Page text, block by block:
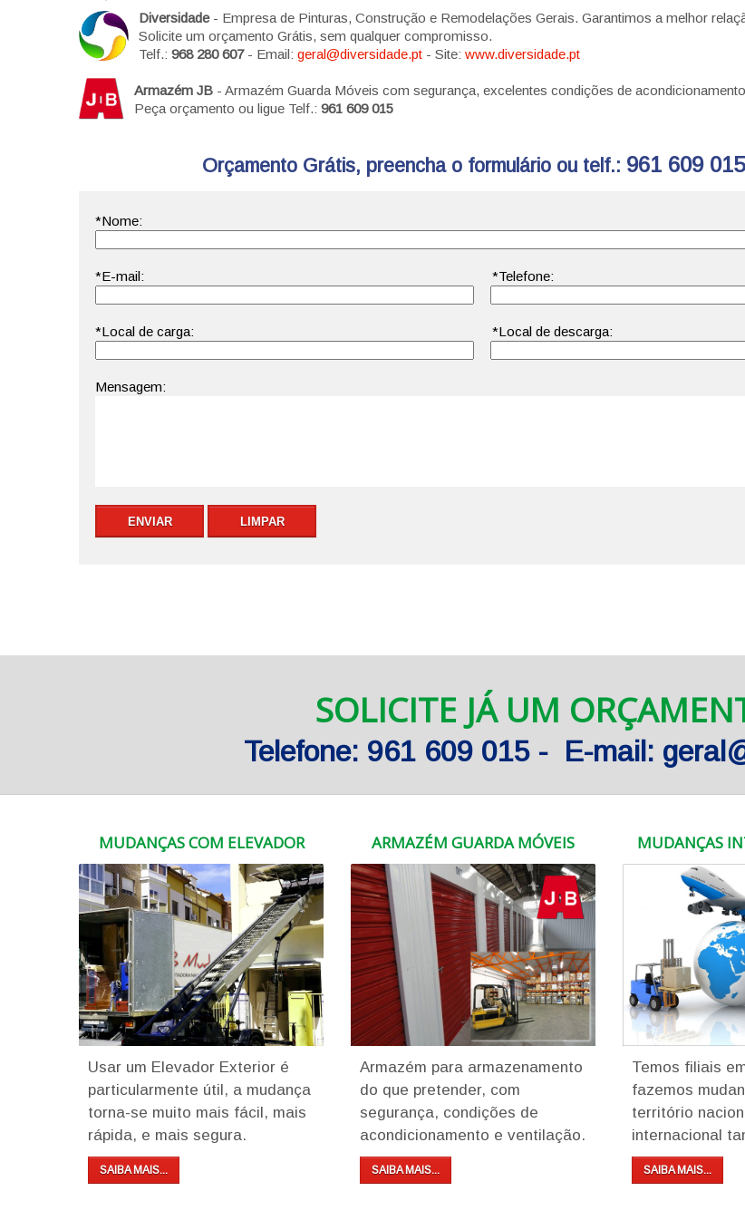
Diversidade- Empresa de Pinturas, Construção e Remodelações Gerais. Garantimos a melhor
Solicite um orçamento Grátis, sem qualquer compromisso.
Telf.: 968 280 607- Email: geral@diversidade.pt - Site: www.diversidade.pt
Armazém JB - Armazém Guarda Móveis com segurança, excelentes condições de
Peça orçamento ou ligue Telf.: 961 609 015
Orçamento Grátis, preencha o formulário ou telf.: 961 609 015
SOLICITE JÁ UM
Telefone: 961 609 015 - E-mail:
MUDANÇAS COM ELEVADOR
Usar um Elevador Exterior é
particularmente útil, a mudança
torna-se muito mais fácil, mais
rápida, e mais segura.
SAIBA MAIS...
ARMAZÉM GUARDA MÓVEIS
Armazém para armazenamento
do que pretender, com
segurança, condições de
acondicionamento e ventilação.
SAIBA MAIS...
MUDANÇAS
Temos filiais
fazemos
território
internacional
SAIBA MAIS...